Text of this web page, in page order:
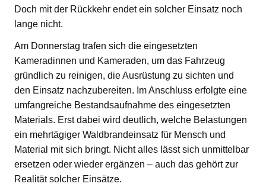
Doch mit der Rückkehr endet ein solcher Einsatz noch
lange nicht.
Am Donnerstag trafen sich die eingesetzten
Kameradinnen und Kameraden, um das Fahrzeug
gründlich zu reinigen, die Ausrüstung zu sichten und
den Einsatz nachzubereiten. Im Anschluss erfolgte eine
umfangreiche Bestandsaufnahme des eingesetzten
Materials. Erst dabei wird deutlich, welche Belastungen
ein mehrtägiger Waldbrandeinsatz für Mensch und
Material mit sich bringt. Nicht alles lässt sich unmittelbar
ersetzen oder wieder ergänzen – auch das gehört zur
Realität solcher Einsätze.